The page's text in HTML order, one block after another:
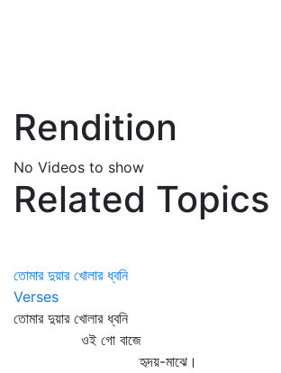
Rendition
No Videos to show
Related Topics
তোমার দুয়ার খোলার ধ্বনি
Verses
তোমার দুয়ার খোলার ধ্বনি
ওই গো বাজে
হৃদয়-মাঝে।